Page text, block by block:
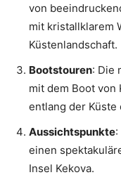
von
mit kristallklarem
Küstenlandschaft.
Bootstouren: Die
mit dem Boot von
entlang der Küste
Aussichtspunkte
einen
Insel Kekova.